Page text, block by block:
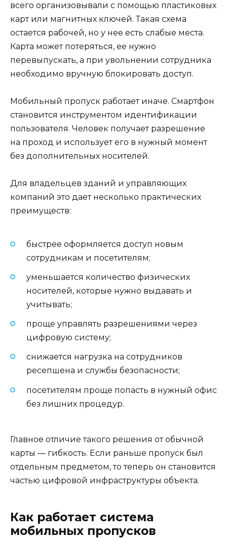
всего организовывали с помощью пластиковых
карт или магнитных ключей. Такая схема
остается рабочей, но у нее есть слабые места.
Карта может потеряться, ее нужно
перевыпускать, а при увольнении сотрудника
необходимо вручную блокировать доступ.
Мобильный пропуск работает иначе. Смартфон
становится инструментом идентификации
пользователя. Человек получает разрешение
на проход и использует его в нужный момент
без дополнительных носителей.
Для владельцев зданий и управляющих
компаний это дает несколько практических
преимуществ:
быстрее оформляется доступ новым
сотрудникам и посетителям;
уменьшается количество физических
носителей, которые нужно выдавать и
учитывать;
проще управлять разрешениями через
цифровую систему;
снижается нагрузка на сотрудников
ресепшена и службы безопасности;
посетителям проще попасть в нужный офис
без лишних процедур.
Главное отличие такого решения от обычной
карты — гибкость. Если раньше пропуск был
отдельным предметом, то теперь он становится
частью цифровой инфраструктуры объекта.
Как работает система
мобильных пропусков